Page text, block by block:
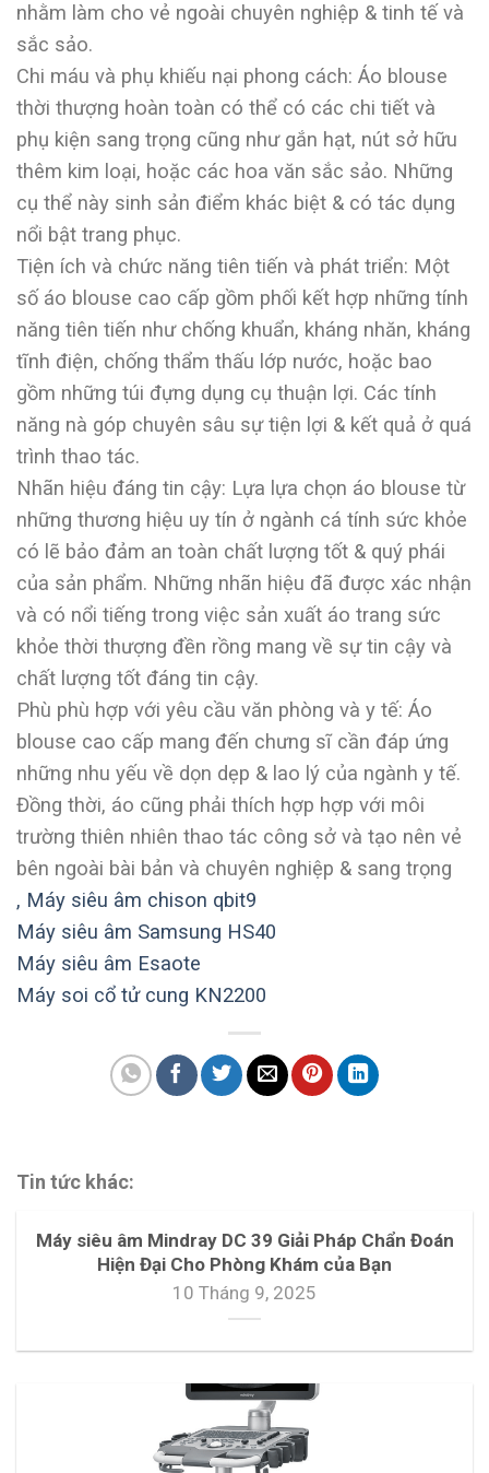
nhằm làm cho vẻ ngoài chuyên nghiệp & tinh tế và
sắc sảo.
Chi máu và phụ khiếu nại phong cách: Áo blouse
thời thượng hoàn toàn có thể có các chi tiết và
phụ kiện sang trọng cũng như gắn hạt, nút sở hữu
thêm kim loại, hoặc các hoa văn sắc sảo. Những
cụ thể này sinh sản điểm khác biệt & có tác dụng
nổi bật trang phục.
Tiện ích và chức năng tiên tiến và phát triển: Một
số áo blouse cao cấp gồm phối kết hợp những tính
năng tiên tiến như chống khuẩn, kháng nhăn, kháng
tĩnh điện, chống thẩm thấu lớp nước, hoặc bao
gồm những túi đựng dụng cụ thuận lợi. Các tính
năng nà góp chuyên sâu sự tiện lợi & kết quả ở quá
trình thao tác.
Nhãn hiệu đáng tin cậy: Lựa lựa chọn áo blouse từ
những thương hiệu uy tín ở ngành cá tính sức khỏe
có lẽ bảo đảm an toàn chất lượng tốt & quý phái
của sản phẩm. Những nhãn hiệu đã được xác nhận
và có nổi tiếng trong việc sản xuất áo trang sức
khỏe thời thượng đền rồng mang về sự tin cậy và
chất lượng tốt đáng tin cậy.
Phù phù hợp với yêu cầu văn phòng và y tế: Áo
blouse cao cấp mang đến chưng sĩ cần đáp ứng
những nhu yếu về dọn dẹp & lao lý của ngành y tế.
Đồng thời, áo cũng phải thích hợp hợp với môi
trường thiên nhiên thao tác công sở và tạo nên vẻ
bên ngoài bài bản và chuyên nghiệp & sang trọng
, Máy siêu âm chison qbit9
Máy siêu âm Samsung HS40
Máy siêu âm Esaote
Máy soi cổ tử cung KN2200
Tin tức khác:
Máy siêu âm Mindray DC 39 Giải Pháp Chẩn Đoán
Hiện Đại Cho Phòng Khám của Bạn
10 Tháng 9, 2025